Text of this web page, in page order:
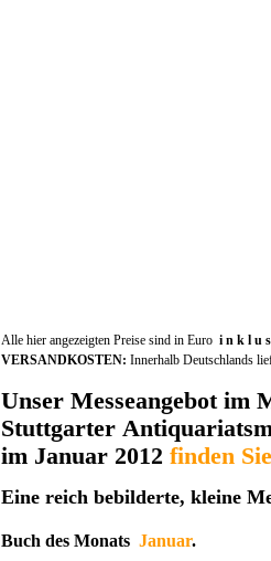
Alle hier angezeigten Preise sind in Euro i n k l u
VERSANDKOSTEN: Innerhalb Deutschlands
Unser Messeangebot im
Stuttgarter
im Januar 2012 finden
Eine reich bebilderte, kleine
Buch des Monats Januar.